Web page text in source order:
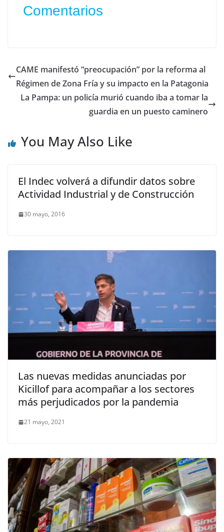
Comentarios
CAME manifestó “preocupación” por la reforma al
Régimen de Zona Fría y su impacto en la Patagonia
La Pampa: un policía murió cuando iba a tomar la
guardia en un puesto caminero
You May Also Like
El Indec volverá a difundir datos sobre
Actividad Industrial y de Construcción
30 mayo, 2016
Las nuevas medidas anunciadas por
Kicillof para acompañar a los sectores
más perjudicados por la pandemia
21 mayo, 2021